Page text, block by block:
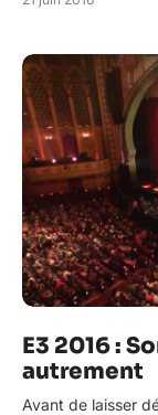
E3 2016 :
autrement
Avant de laisser